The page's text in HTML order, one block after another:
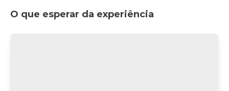
O que esperar da experiência